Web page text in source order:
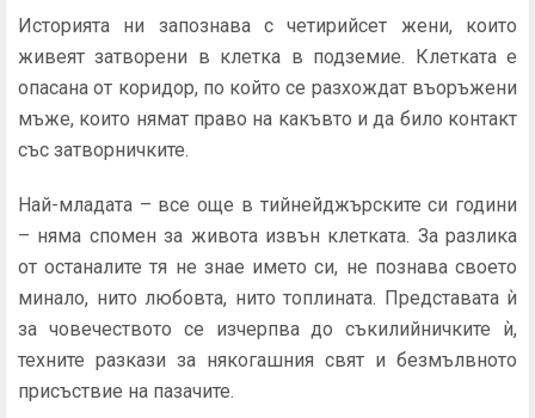
Историята ни запознава с четирийсет жени, които
живеят затворени в клетка в подземие. Клетката е
опасана от коридор, по който се разхождат въоръжени
мъже, които нямат право на какъвто и да било контакт
със затворничките.
Най-младата – все още в тийнейджърските си години
– няма спомен за живота извън клетката. За разлика
от останалите тя не знае името си, не познава своето
минало, нито любовта, нито топлината. Представата ѝ
за човечеството се изчерпва до съкилийничките ѝ,
техните разкази за някогашния свят и безмълвното
присъствие на пазачите.